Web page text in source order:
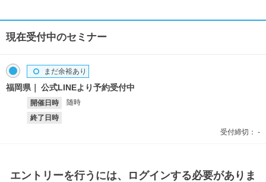
現在受付中のセミナー
福岡県 公式LINEより予約受付中
開催日時
随時
終了日時
まだ余裕あり
受付締切： -
エントリーを行うには、ログインする必要がありま